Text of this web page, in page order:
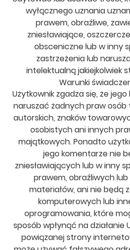
wyłącznego uznania
prawem, obraźliwe,
zniesławiające,
obsceniczne lub w inny
zastrzeżenia lub
intelektualną jakiejkolwiek
Warunki
Użytkownik zgadza się, że
naruszać żadnych praw
autorskich, znaków
osobistych ani innych
majątkowych. Ponadto
jego komentarze nie
zniesławiających lub w inny
prawem, obraźliwych
materiałów, ani nie będą
komputerowych lub
oprogramowania, które
sposób wpłynąć na działanie
powiązanej strony